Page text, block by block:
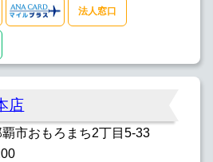
法人窓口
店
市おもろまち2丁目5-33